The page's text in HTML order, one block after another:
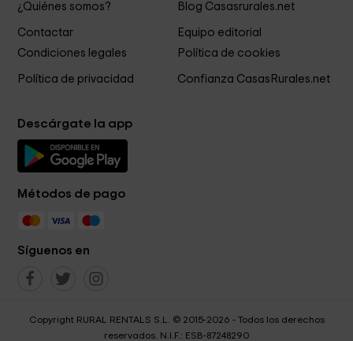
¿Quiénes somos? Blog Casasrurales.net
Contactar
Equipo editorial
Condiciones legales
Política de cookies
Política de privacidad Confianza CasasRurales.net
Descárgate la app
Métodos de pago
Síguenos en
Copyright RURAL RENTALS S.L. © 2015-2026 - Todos los derechos
reservados. N.I.F.: ESB-87248290